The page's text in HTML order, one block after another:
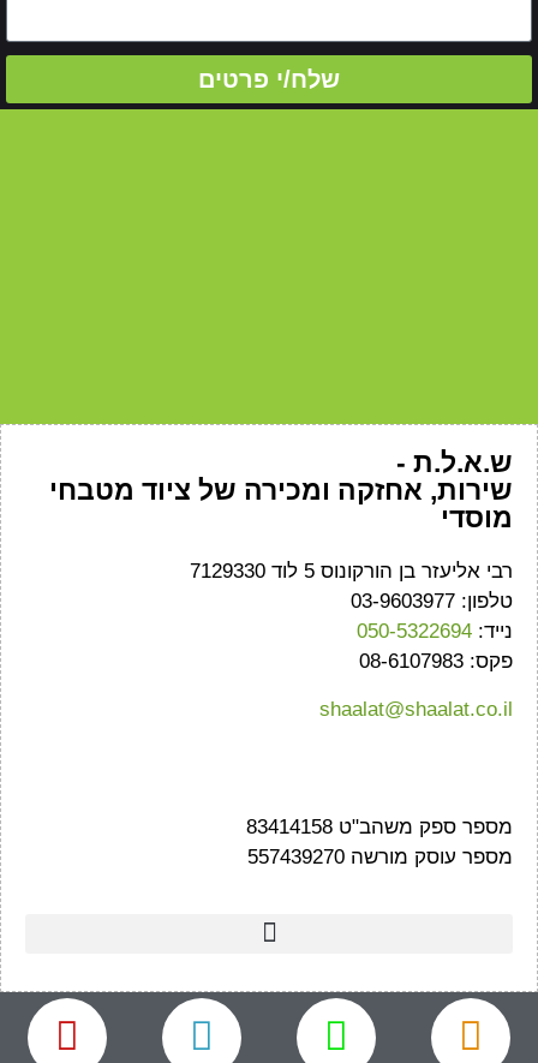
שלח/י פרטים
ש.א.ל.ת -
שירות, אחזקה ומכירה של ציוד מטבחי
מוסדי
רבי אליעזר בן הורקונוס 5 לוד 7129330
טלפון: 03-9603977
נייד: 050-5322694
פקס: 08-6107983
shaalat@shaalat.co.il
מספר ספק משהב"ט 83414158
מספר עוסק מורשה 557439270